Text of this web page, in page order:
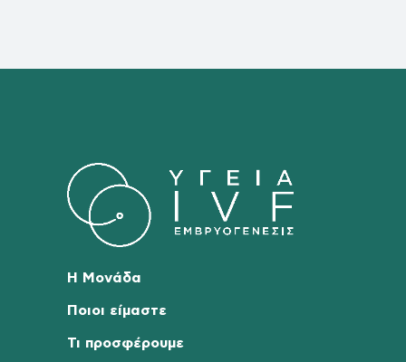
Η Μονάδα
Ποιοι είμαστε
Τι προσφέρουμε